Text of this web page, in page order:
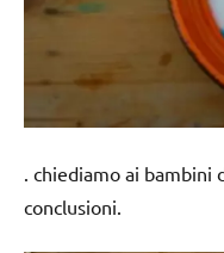
. chiediamo ai
conclusioni.